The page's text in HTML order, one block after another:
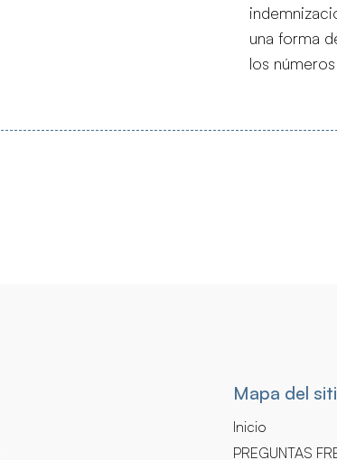
una forma
los
secundaria
Mapa del
Inicio
PREGUNTAS